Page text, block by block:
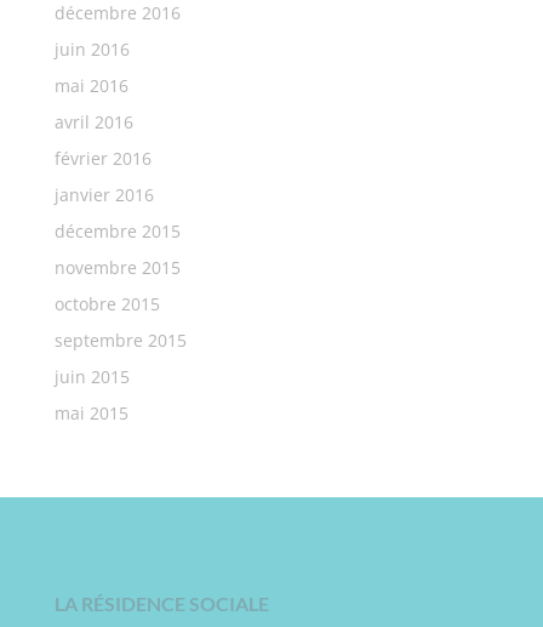
décembre 2016
juin 2016
mai 2016
avril 2016
février 2016
janvier 2016
décembre 2015
novembre 2015
octobre 2015
septembre 2015
juin 2015
mai 2015
LA RÉSIDENCE SOCIALE